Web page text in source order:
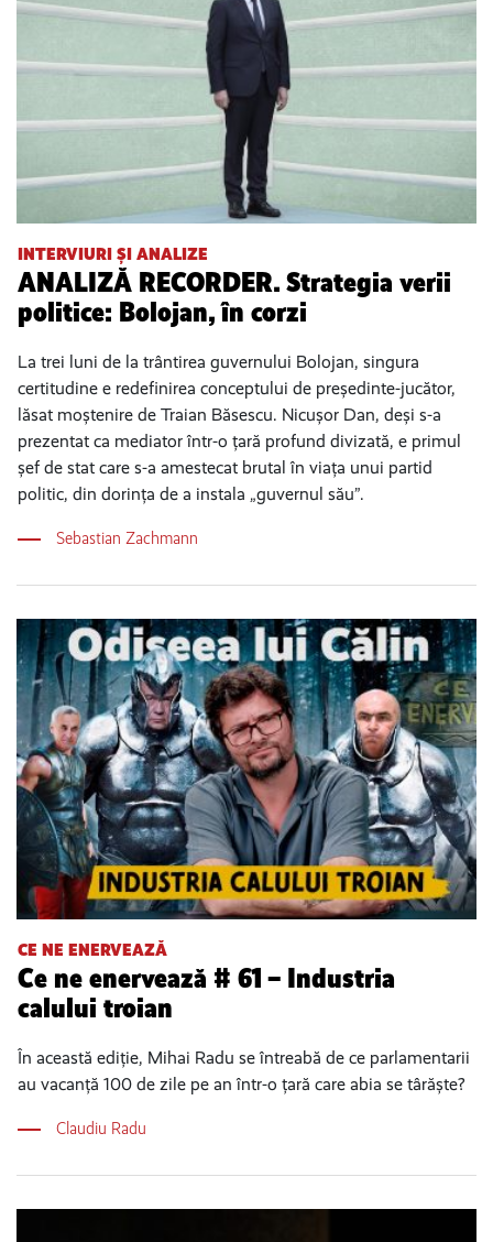
INTERVIURI ȘI ANALIZE
ANALIZĂ RECORDER. Strategia verii
politice: Bolojan, în corzi
La trei luni de la trântirea guvernului Bolojan, singura
certitudine e redefinirea conceptului de președinte-jucător,
lăsat moștenire de Traian Băsescu. Nicușor Dan, deși s-a
prezentat ca mediator într-o țară profund divizată, e primul
șef de stat care s-a amestecat brutal în viața unui partid
politic, din dorința de a instala „guvernul său”.
Sebastian Zachmann
CE NE ENERVEAZĂ
Ce ne enervează # 61 – Industria
calului troian
În această ediție, Mihai Radu se întreabă de ce parlamentarii
au vacanță 100 de zile pe an într-o țară care abia se târăște?
Claudiu Radu